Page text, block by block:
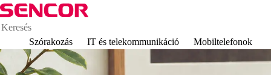
Szórakozás IT és telekommunikáció Mobiltelefonok